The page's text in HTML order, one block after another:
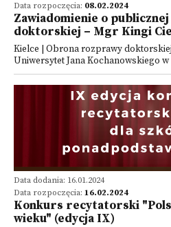
Data rozpoczęcia: 08.02.2024
Zawiadomienie o
doktorskiej – Mgr Kingi
Kielce | Obrona rozprawy doktorskiej
Uniwersytet Jana Kochanowskiego
Data dodania: 16.01.2024
Data rozpoczęcia: 16.02.2024
Konkurs recytatorski
wieku" (edycja IX)